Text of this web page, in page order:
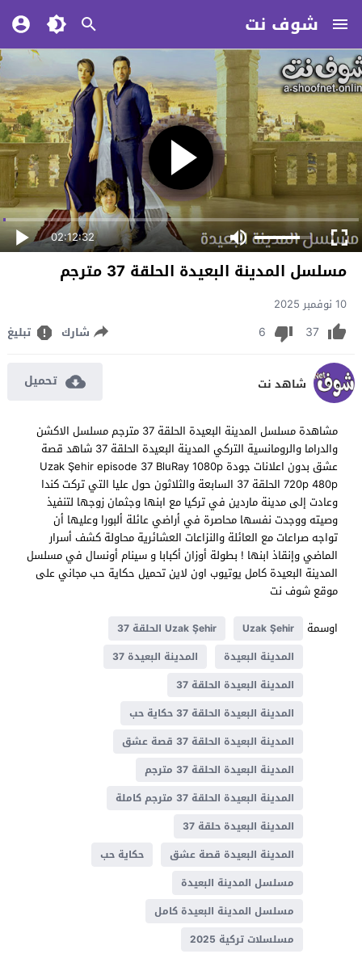
شوف نت
02:12:32
مسلسل المدينة البعيدة الحلقة 37 مترجم
10 نوفمبر 2025
37
6 شارك تبليغ
شاهد نت تحميل
مشاهدة مسلسل المدينة البعيدة الحلقة 37 مترجم مسلسل الاكشن
والدراما والرومانسية التركي المدينة البعيدة الحلقة 37 شاهد قصة
عشق بدون اعلانات جودة Uzak Şehir episode 37 BluRay 1080p
720p 480p الحلقة 37 السابعة والثلاثون حول عليا التي تركت كندا
وعادت إلى مدينة ماردين في تركيا مع ابنها وجثمان زوجها لتنفيذ
وصيته ووجدت نفسها محاصرة في أراضي عائلة ألبورا وعليها أن
تواجه صراعات مع العائلة والنزاعات العشائرية محاولة كشف أسرار
الماضي وإنقاذ ابنها ! بطولة أوزان أكبابا و سينام أونسال في مسلسل
المدينة البعيدة كامل يوتيوب اون لاين تحميل حكاية حب مجاني على
موقع شوف نت
اوسمة
Uzak Şehir
Uzak Şehir الحلقة 37
المدينة البعيدة
المدينة البعيدة 37
المدينة البعيدة الحلقة 37
المدينة البعيدة الحلقة 37 حكاية حب
المدينة البعيدة الحلقة 37 قصة عشق
المدينة البعيدة الحلقة 37 مترجم
المدينة البعيدة الحلقة 37 مترجم كاملة
المدينة البعيدة حلقة 37
المدينة البعيدة قصة عشق
حكاية حب
مسلسل المدينة البعيدة
مسلسل المدينة البعيدة كامل
مسلسلات تركية 2025